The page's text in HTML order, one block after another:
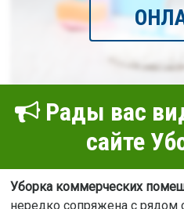
Рады вас
сайте
Уборка коммерческих
нередко сопряжена с рядом